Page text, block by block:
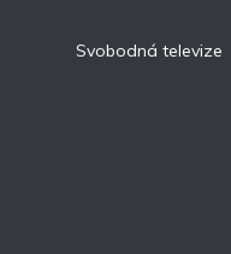
Svobodná televize